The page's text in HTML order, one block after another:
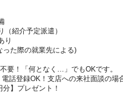
（紹介予定派遣）
り
った際の就業先による)
要！「何となく…」でもOKです。
話登録OK！支店への来社面談の場
】プレゼント！